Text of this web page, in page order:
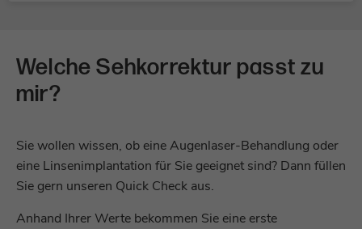
Welche Sehkorrektur passt zu
mir?
Sie wollen wissen, ob eine Augenlaser-Behandlung oder
eine Linsenimplantation für Sie geeignet sind? Dann füllen
Sie gern unseren Quick Check aus.
Anhand Ihrer Werte bekommen Sie eine erste